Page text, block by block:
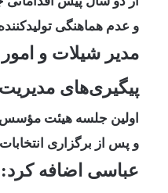
و عدم هماهنگی
مدیر شیلات و
پیگیری‌های
اولین جلسه هیئت
و پس از برگزاری
عباسی اضافه کرد: